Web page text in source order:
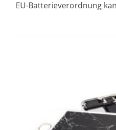
EU-Batterieverordnung